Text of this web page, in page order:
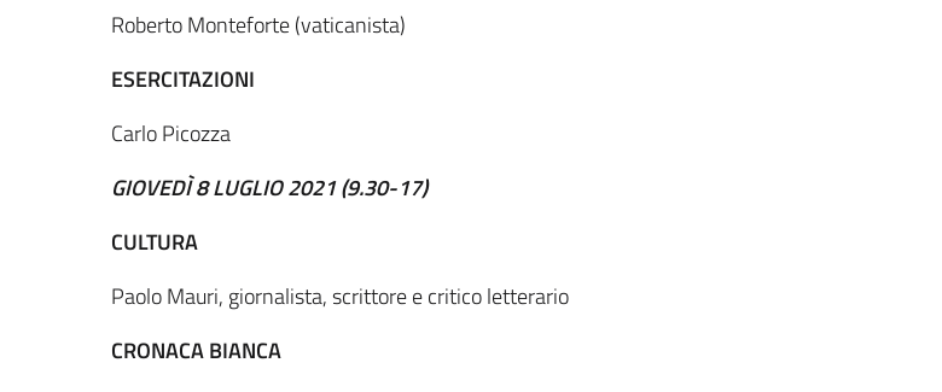
Roberto Monteforte (vaticanista)
ESERCITAZIONI
Carlo Picozza
GIOVEDÌ 8 LUGLIO 2021 (9.30-17)
CULTURA
Paolo Mauri, giornalista, scrittore e critico letterario
CRONACA BIANCA